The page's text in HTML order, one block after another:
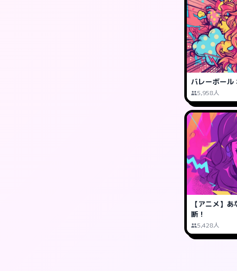
バレーボール
5,958人
【アニメ】
断！
5,428人